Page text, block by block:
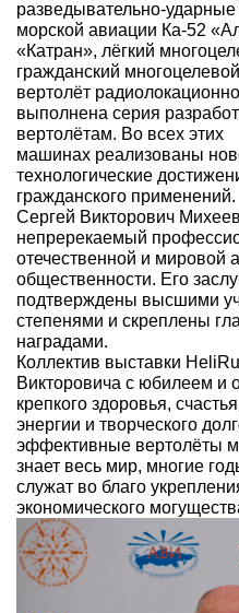
разведывательно-
морской авиации Ка-52
«Катран», лёгкий
гражданский
вертолёт
выполнена серия
вертолётам. Во всех этих
машинах реализованы
технологические
гражданского применений.
Сергей Викторович
непререкаемый
отечественной и мировой
общественности. Его
подтверждены высшими
степенями и скреплены
наградами.
Коллектив выставки
Викторовича с юбилеем и
крепкого здоровья,
энергии и творческого
эффективные вертолёты
знает весь мир, многие
служат во благо
экономического